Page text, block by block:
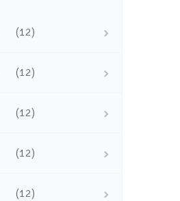
(12)
(12)
(12)
(12)
(12)